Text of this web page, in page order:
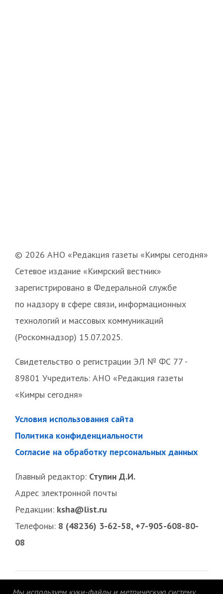
© 2026 АНО «Редакция газеты «Кимры сегодня»
Сетевое издание «Кимрский вестник»
зарегистрировано в Федеральной службе
по надзору в сфере связи, информационных
технологий и массовых коммуникаций
(Роскомнадзор) 15.07.2025.
Свидетельство о регистрации ЭЛ № ФС 77 -
89801 Учредитель: АНО «Редакция газеты
«Кимры сегодня»
Условия использования сайта
Политика конфиденциальности
Согласие на обработку персональных данных
Главный редактор: Ступин Д.И.
Адрес электронной почты
Редакции: ksha@list.ru
Телефоны: 8 (48236) 3-62-58, +7-905-608-80-
08
Мы используем куки-файлы и метрическую систему